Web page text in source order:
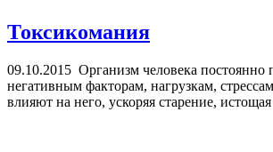
Токсикомания
09.10.2015 Организм человека постоянно
негативным факторам, нагрузкам,
влияют на него, ускоряя старение,